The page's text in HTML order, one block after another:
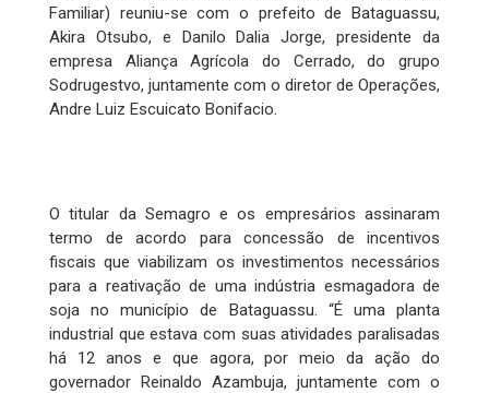
Familiar) reuniu-se com o prefeito de Bataguassu,
Akira Otsubo, e Danilo Dalia Jorge, presidente da
empresa Aliança Agrícola do Cerrado, do grupo
Sodrugestvo, juntamente com o diretor de Operações,
Andre Luiz Escuicato Bonifacio.
O titular da Semagro e os empresários assinaram
termo de acordo para concessão de incentivos
fiscais que viabilizam os investimentos necessários
para a reativação de uma indústria esmagadora de
soja no município de Bataguassu. “É uma planta
industrial que estava com suas atividades paralisadas
há 12 anos e que agora, por meio da ação do
governador Reinaldo Azambuja, juntamente com o